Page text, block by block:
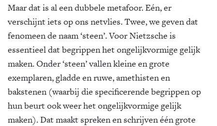
Maar dat is al een dubbele metafoor. Eén, er
verschijnt iets op ons netvlies. Twee, we geven dat
fenomeen de naam ‘steen’. Voor Nietzsche is
essentieel dat begrippen het ongelijkvormige gelijk
maken. Onder ‘steen’ vallen kleine en grote
exemplaren, gladde en ruwe, amethisten en
bakstenen (waarbij die specificerende begrippen op
hun beurt ook weer het ongelijkvormige gelijk
maken). Dat maakt spreken en schrijven één grote